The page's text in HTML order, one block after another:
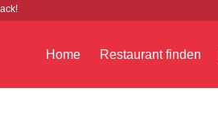
Home Restaurant finden